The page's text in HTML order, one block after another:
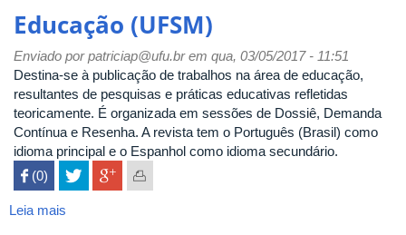
Educação (UFSM)
Enviado porpatriciap@ufu.brem qua, 03/05/2017 - 11:51
Destina-se à publicação de trabalhos na área de educação,
resultantes de pesquisas e práticas educativas refletidas
teoricamente. É organizada em sessões de Dossiê, Demanda
Contínua e Resenha. A revista tem o Português (Brasil) como
idioma principal e o Espanhol como idioma secundário.
 (0)
Leia mais